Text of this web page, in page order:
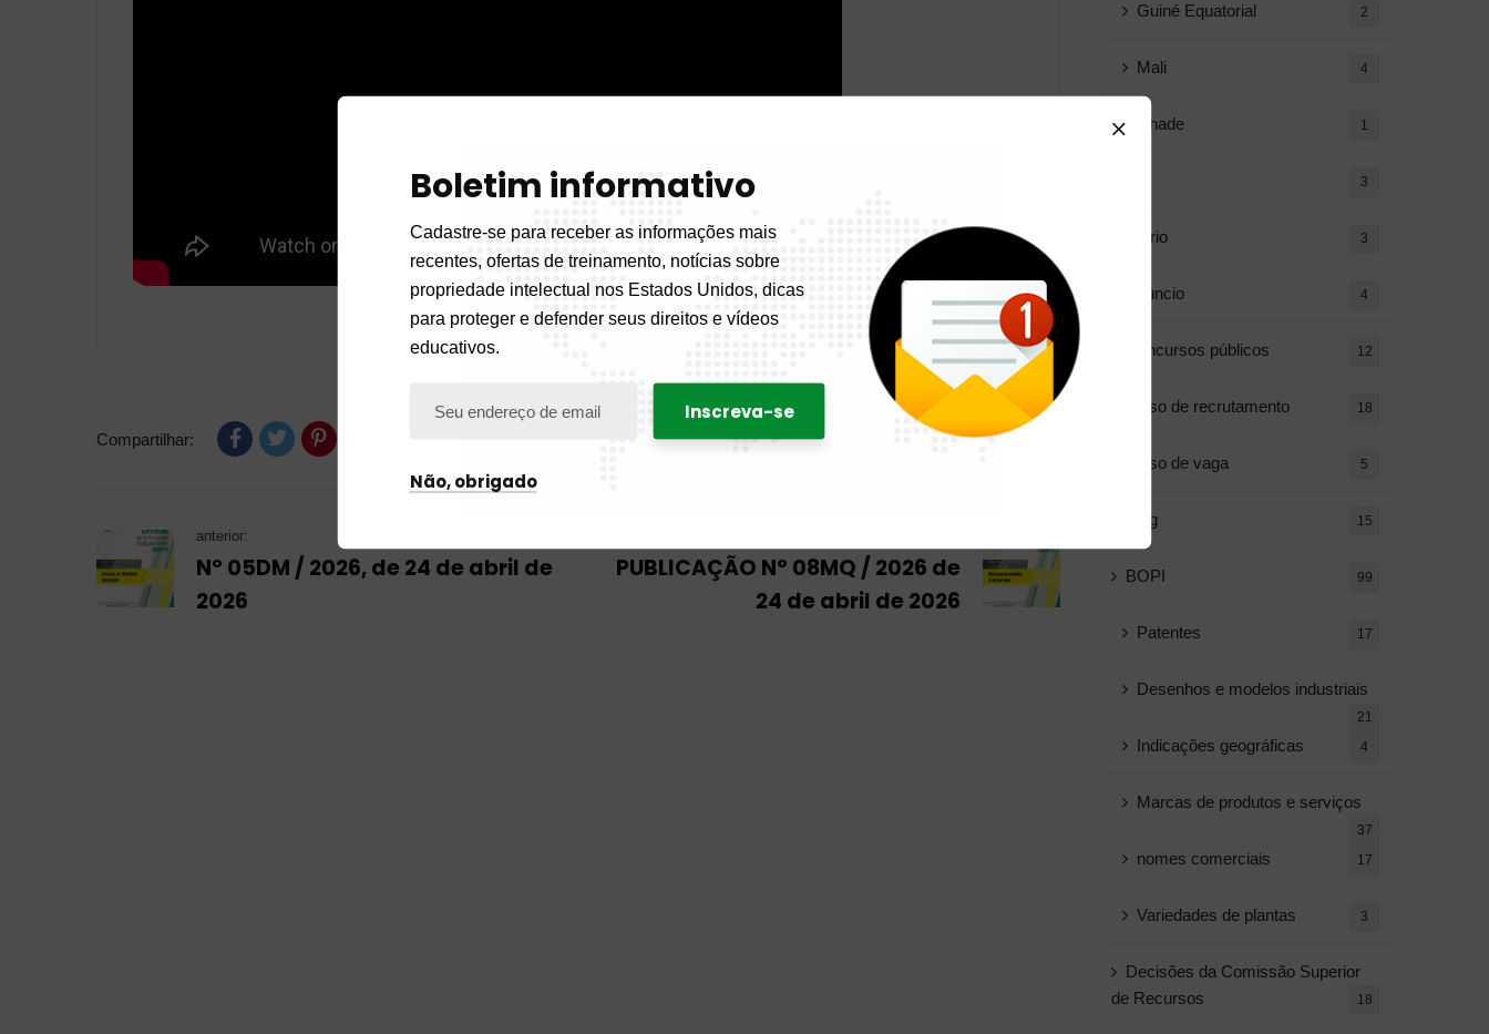
Compartilhar:
anterior:
Nº 05DM / 2026, de 24 de abril de
2026
PUBLICAÇÃO N° 08MQ / 2026 de
24 de abril de 2026
Guiné Equatorial 2
Mali 4
Chade 1
3
Diário 3
Anúncio 4
Concursos públicos 12
Aviso de recrutamento 18
Aviso de vaga 5
Blog 15
BOPI 99
Patentes 17
Desenhos e modelos industriais
21
Indicações geográficas 4
Marcas de produtos e serviços
37
nomes comerciais 17
Variedades de plantas 3
Decisões da Comissão Superior
de Recursos
18
Boletim informativo
Cadastre-se para receber as informações mais
recentes, ofertas de treinamento, notícias sobre
propriedade intelectual nos Estados Unidos, dicas
para proteger e defender seus direitos e vídeos
educativos.
Não, obrigado